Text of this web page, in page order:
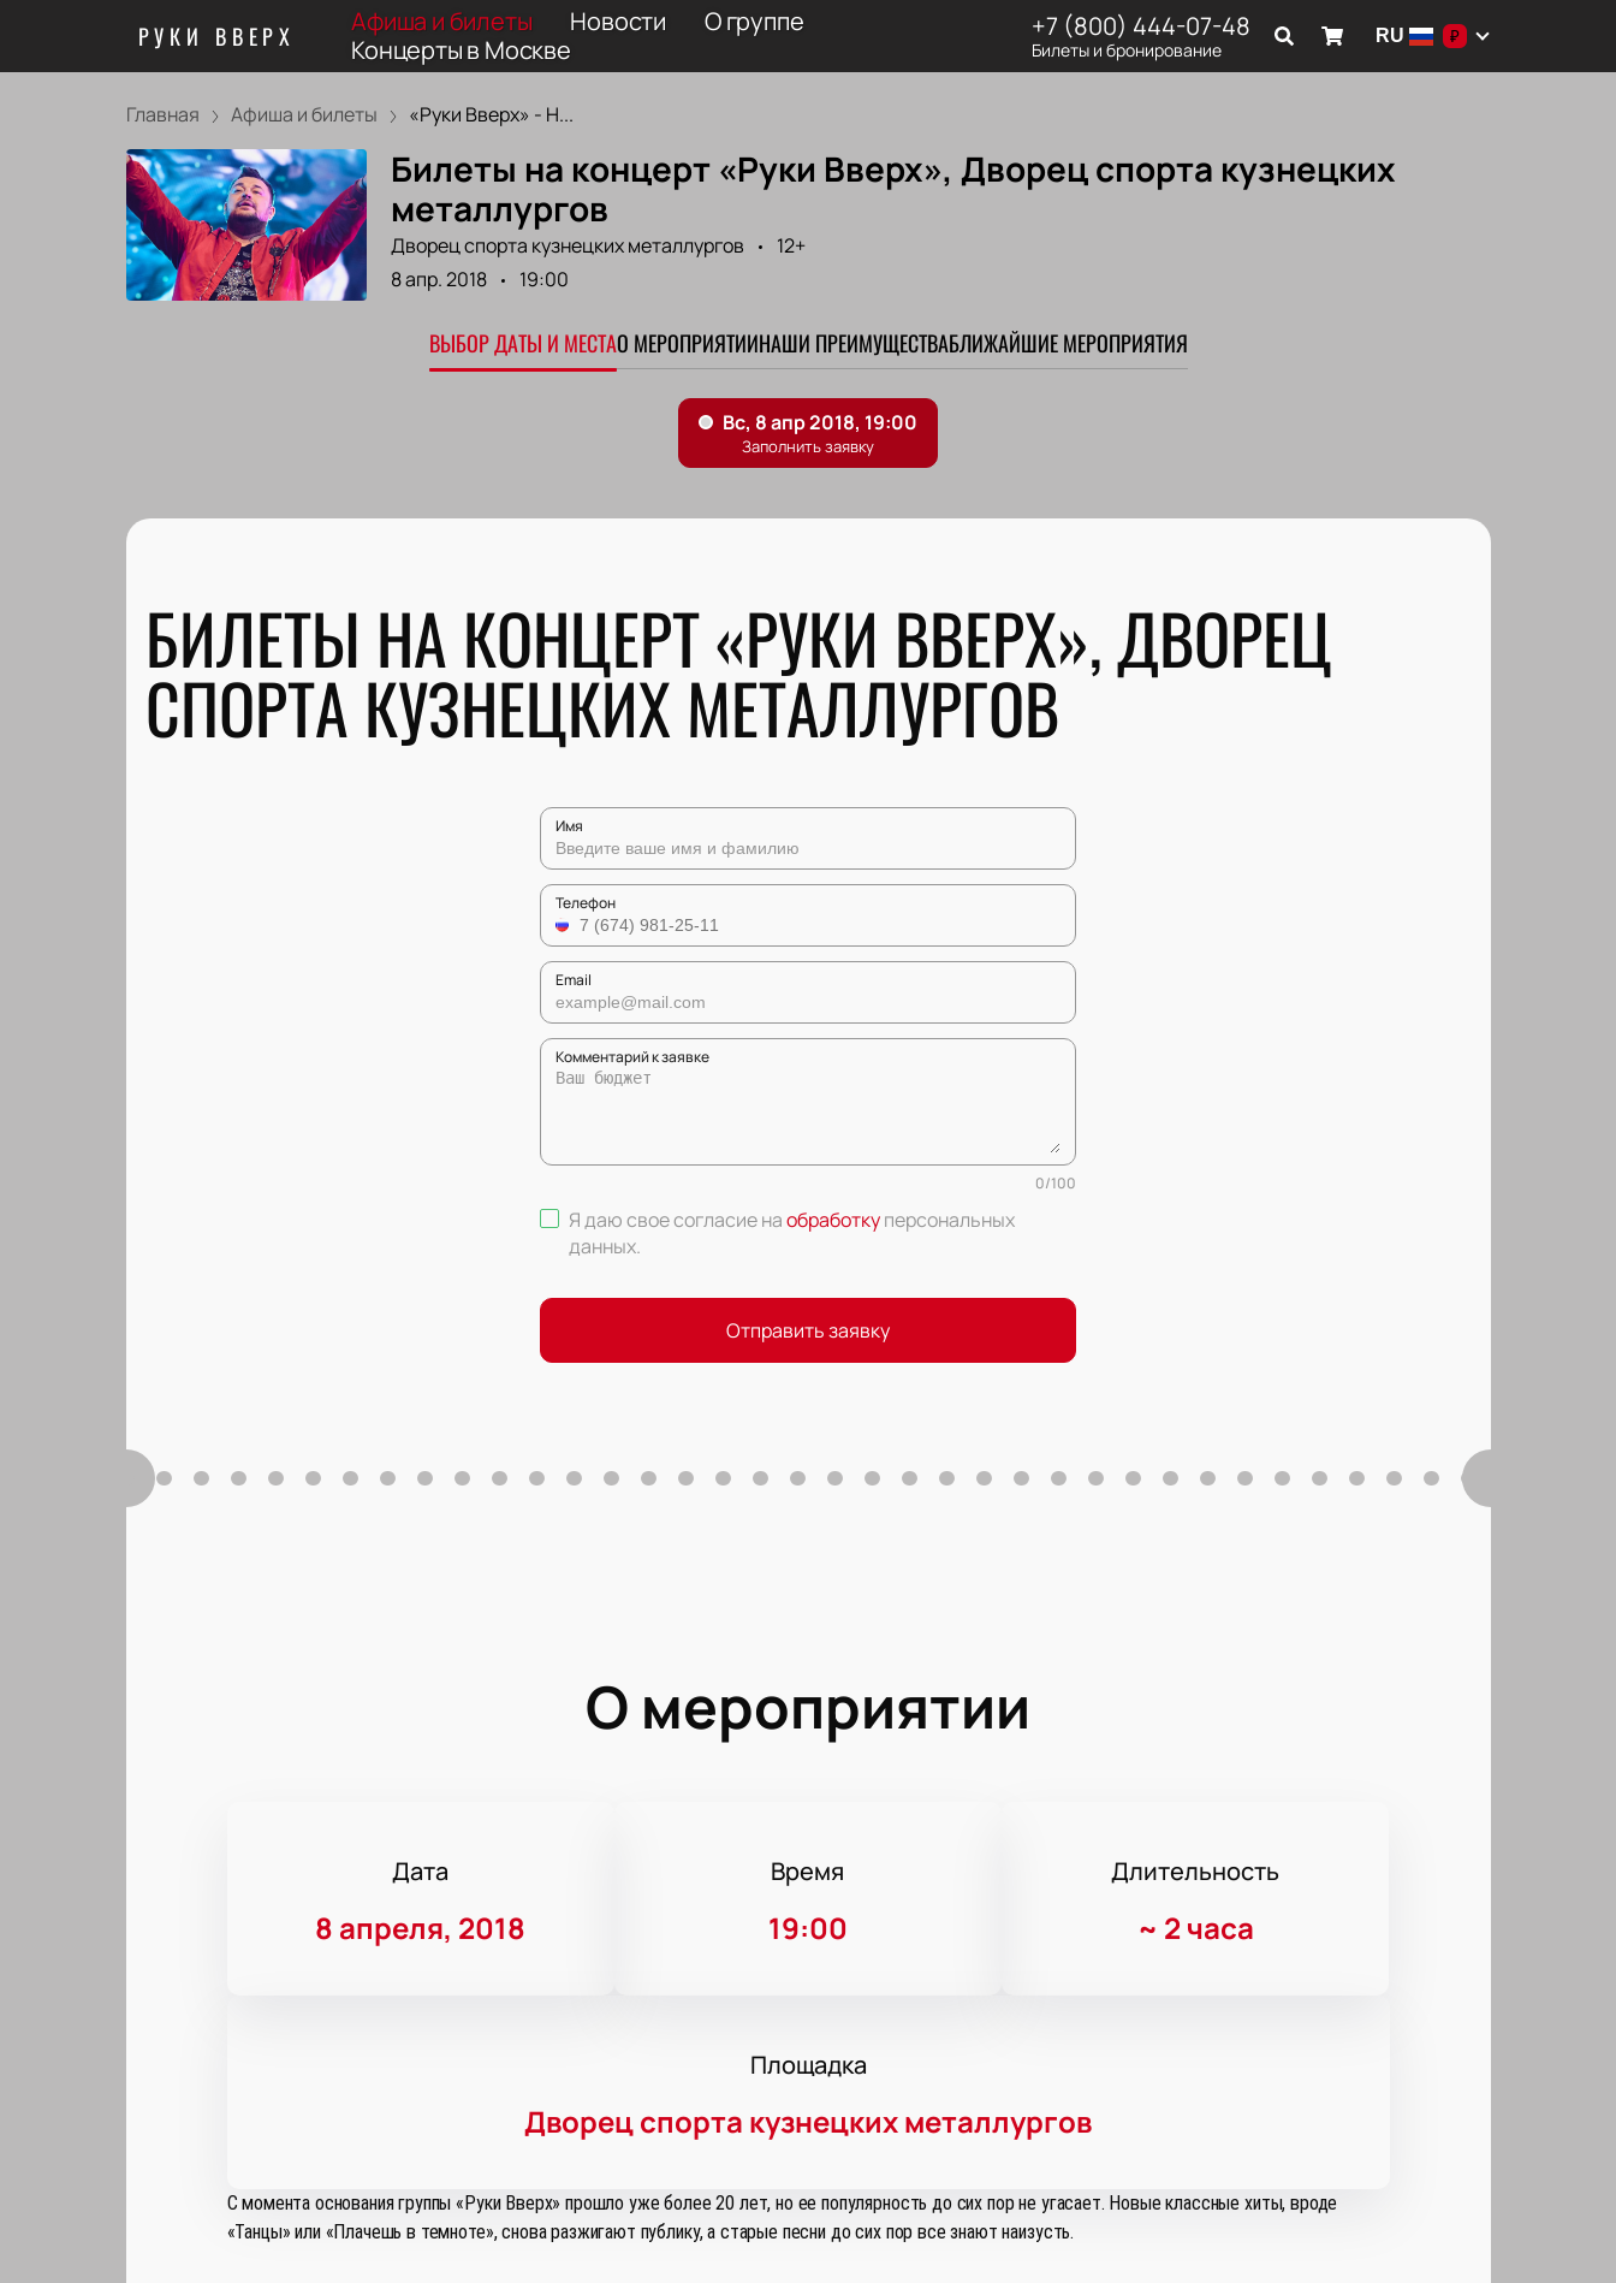
РУКИ ВВЕРХ Афиша и билеты Новости
О группе
Концерты в Москве
+7 (800) 444-07-48
Билеты и бронирование
RU ₽
Главная Афиша и билеты «Руки Вверх» - Н...
Билеты на концерт «Руки Вверх», Дворец спорта кузнецких
металлургов
Дворец спорта кузнецких металлургов
12+
8 апр. 2018
19:00
ВЫБОР ДАТЫ И МЕСТАО МЕРОПРИЯТИИНАШИ ПРЕИМУЩЕСТВАБЛИЖАЙШИЕ МЕРОПРИЯТИЯ
БИЛЕТЫ НА КОНЦЕРТ «РУКИ ВВЕРХ», ДВОРЕЦ
СПОРТА КУЗНЕЦКИХ МЕТАЛЛУРГОВ
Имя
Телефон
Email
Комментарий к заявке
0/100
Я даю свое согласие наобработкуперсональных
данных.
Отправить заявку
О мероприятии
Дата
8 апреля, 2018
Время
19:00
Длительность
~ 2 часа
Площадка
Дворец спорта кузнецких металлургов
С момента основания группы «Руки Вверх» прошло уже более 20 лет, но ее популярность до сих пор не угасает. Новые классные хиты, вроде
«Танцы» или «Плачешь в темноте», снова разжигают публику, а старые песни до сих пор все знают наизусть.